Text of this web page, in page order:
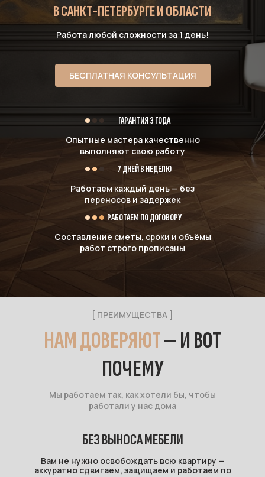
В САНКТ-ПЕТЕРБУРГЕ И ОБЛАСТИ
Работа любой сложности за 1 день!
БЕСПЛАТНАЯ КОНСУЛЬТАЦИЯ
ГАРАНТИЯ 3 ГОДА
Опытные мастера качественно
выполняют свою работу
7 ДНЕЙ В НЕДЕЛЮ
Работаем каждый день — без
переносов и задержек
РАБОТАЕМ ПО ДОГОВОРУ
Составление сметы, сроки и объёмы
работ строго прописаны
[ ПРЕИМУЩЕСТВА ]
НАМ ДОВЕРЯЮТ— И ВОТ
ПОЧЕМУ
Мы работаем так, как хотели бы, чтобы
работали у нас дома
БЕЗ ВЫНОСА МЕБЕЛИ
Вам не нужно освобождать всю квартиру —
аккуратно сдвигаем, защищаем и работаем по